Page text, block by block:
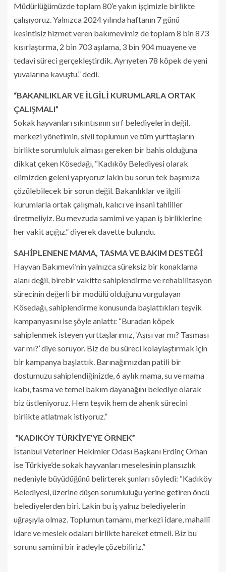
Müdürlüğümüzde toplam 80’e yakın işçimizle birlikte
çalışıyoruz. Yalnızca 2024 yılında haftanın 7 günü
kesintisiz hizmet veren bakımevimiz de toplam 8 bin 873
kısırlaştırma, 2 bin 703 aşılama, 3 bin 904 muayene ve
tedavi süreci gerçekleştirdik. Ayrıyeten 78 köpek de yeni
yuvalarına kavuştu.” dedi.
“BAKANLIKLAR VE İLGİLİ KURUMLARLA ORTAK
ÇALIŞMALI”
Sokak hayvanları sıkıntısının sırf belediyelerin değil,
merkezi yönetimin, sivil toplumun ve tüm yurttaşların
birlikte sorumluluk alması gereken bir bahis olduğuna
dikkat çeken Kösedağı, “Kadıköy Belediyesi olarak
elimizden geleni yapıyoruz lakin bu sorun tek başımıza
çözülebilecek bir sorun değil. Bakanlıklar ve ilgili
kurumlarla ortak çalışmalı, kalıcı ve insani tahliller
üretmeliyiz. Bu mevzuda samimi ve yapan iş birliklerine
her vakit açığız.” diyerek davette bulundu.
SAHİPLENENE MAMA, TASMA VE BAKIM DESTEĞİ
Hayvan Bakımevi’nin yalnızca süreksiz bir konaklama
alanı değil, birebir vakitte sahiplendirme ve rehabilitasyon
sürecinin değerli bir modülü olduğunu vurgulayan
Kösedağı, sahiplendirme konusunda başlattıkları teşvik
kampanyasını ise şöyle anlattı: “Buradan köpek
sahiplenmek isteyen yurttaşlarımız, ‘Aşısı var mı? Tasması
var mı?’ diye soruyor. Biz de bu süreci kolaylaştırmak için
bir kampanya başlattık. Barınağımızdan patili bir
dostumuzu sahiplendiğinizde, 6 aylık mama, su ve mama
kabı, tasma ve temel bakım dayanağını belediye olarak
biz üstleniyoruz. Hem teşvik hem de ahenk sürecini
birlikte atlatmak istiyoruz.”
“KADIKÖY TÜRKİYE’YE ÖRNEK”
İstanbul Veteriner Hekimler Odası Başkanı Erdinç Orhan
ise Türkiye’de sokak hayvanları meselesinin plansızlık
nedeniyle büyüdüğünü belirterek şunları söyledi: “Kadıköy
Belediyesi, üzerine düşen sorumluluğu yerine getiren öncü
belediyelerden biri. Lakin bu iş yalnız belediyelerin
uğraşıyla olmaz. Toplumun tamamı, merkezi idare, mahallî
idare ve meslek odaları birlikte hareket etmeli. Biz bu
sorunu samimi bir iradeyle çözebiliriz.”